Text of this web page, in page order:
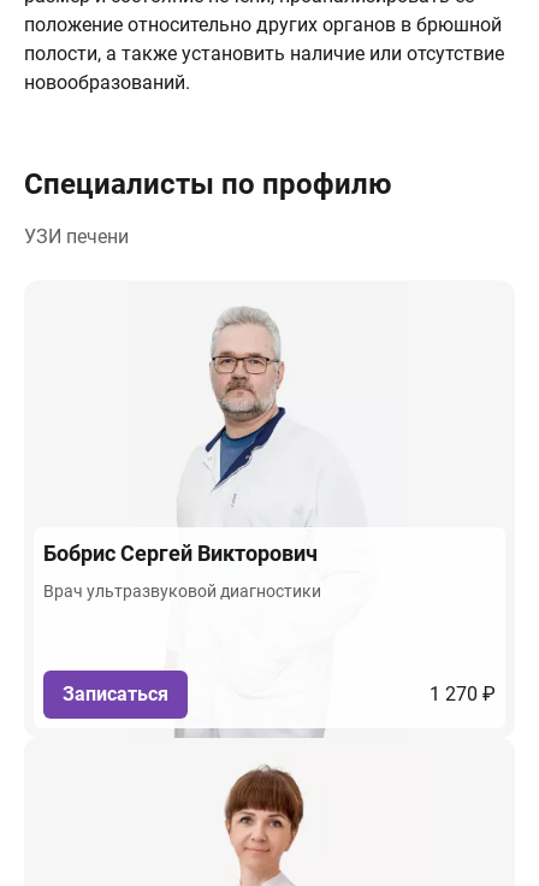
положение относительно других органов в брюшной
полости, а также установить наличие или отсутствие
новообразований.
Специалисты по профилю
УЗИ печени
БобрисСергей Викторович
Врач ультразвуковой диагностики
Записаться 1 270 ₽